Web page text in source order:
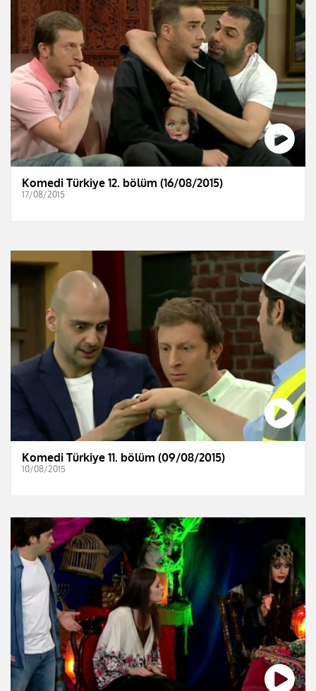
Komedi Türkiye 12. bölüm (16/08/2015)
17/08/2015
Komedi Türkiye 11. bölüm (09/08/2015)
10/08/2015